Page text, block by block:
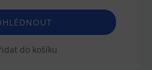
do košíku